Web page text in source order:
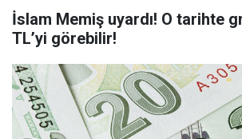
İslam Memiş uyardı! O tarihte
TL’yi görebilir!